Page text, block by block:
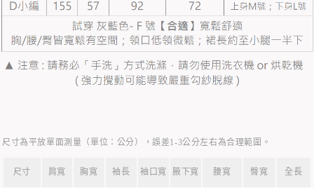
尺寸為平放單面測量（單位：公分），誤差1-3公分左右為合理範圍。
尺寸 肩寬 胸寬 袖長 袖口寬 腋下寬 腰寬 臀寬 全長